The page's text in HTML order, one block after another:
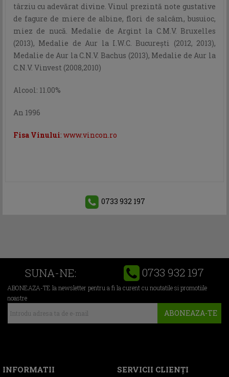
târziu cu adevărat divine. Vinul prezintă note gustative
de fagure de miere de albine, flori de salcâm, busuioc,
miez de nucă. Medalie de Argint la C.M.V. Bruxelles
(2013), Medalie de Aur la I.W.C. București (2012, 2013),
Medalie de Aur la C.N.V. Bachus (2013), Medalie de Aur la
C.N.V. Vinvest (2008,2010)
Alcool: 11.00%
An 1996
Fisa Vinului: www.vincon.ro
0733 932 197
SUNA-NE: 0733 932 197
ABONEAZA-TE la newsletter pentru a fi la curent cu noutatile si promotiile
noastre
ABONEAZA-TE
INFORMATII SERVICII CLIENŢI